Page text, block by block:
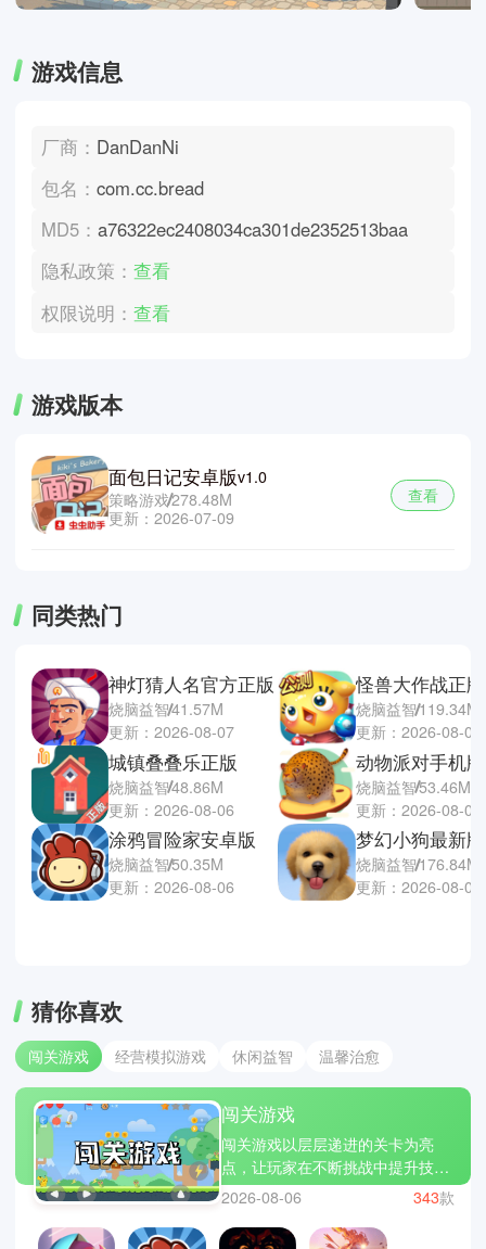
游戏信息
厂商： DanDanNi‌
包名：com.cc.bread
MD5：a76322ec2408034ca301de2352513baa
隐私政策：查看
权限说明：查看
游戏版本
面包日记安卓版v1.0
策略游戏278.48M
更新：2026-07-09
查看
同类热门
神灯猜人名官方正版
烧脑益智41.57M
更新：2026-08-07
城镇叠叠乐正版
烧脑益智48.86M
更新：2026-08-06
涂鸦冒险家安卓版
烧脑益智50.35M
更新：2026-08-06
怪兽大作战正版
烧脑益智119.34M
更新：2026-08-06
动物派对手机版
烧脑益智53.46M
更新：2026-08-06
梦幻小狗最新版
烧脑益智176.84M
更新：2026-08-05
猜你喜欢
闯关游戏 经营模拟游戏 休闲益智 温馨治愈
闯关游戏
闯关游戏以层层递进的关卡为亮
点，让玩家在不断挑战中提升技
巧。每一关都有不同的设计与难
度，需要灵活应对。成功通关带来
的成就感，使人愿意不断尝试。操
2026-08-06 343款